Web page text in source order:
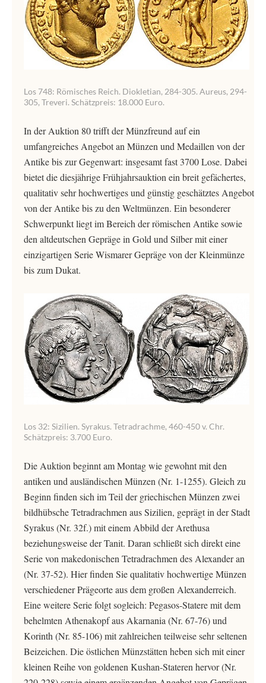
Los 748: Römisches Reich. Diokletian, 284-305. Aureus, 294-
305, Treveri. Schätzpreis: 18.000 Euro.
In der Auktion 80 trifft der Münzfreund auf ein
umfangreiches Angebot an Münzen und Medaillen von der
Antike bis zur Gegenwart: insgesamt fast 3700 Lose. Dabei
bietet die diesjährige Frühjahrsauktion ein breit gefächertes,
qualitativ sehr hochwertiges und günstig geschätztes Angebot
von der Antike bis zu den Weltmünzen. Ein besonderer
Schwerpunkt liegt im Bereich der römischen Antike sowie
den altdeutschen Gepräge in Gold und Silber mit einer
einzigartigen Serie Wismarer Gepräge von der Kleinmünze
bis zum Dukat.
Los 32: Sizilien. Syrakus. Tetradrachme, 460-450 v. Chr.
Schätzpreis: 3.700 Euro.
Die Auktion beginnt am Montag wie gewohnt mit den
antiken und ausländischen Münzen (Nr. 1-1255). Gleich zu
Beginn finden sich im Teil der griechischen Münzen zwei
bildhübsche Tetradrachmen aus Sizilien, geprägt in der Stadt
Syrakus (Nr. 32f.) mit einem Abbild der Arethusa
beziehungsweise der Tanit. Daran schließt sich direkt eine
Serie von makedonischen Tetradrachmen des Alexander an
(Nr. 37-52). Hier finden Sie qualitativ hochwertige Münzen
verschiedener Prägeorte aus dem großen Alexanderreich.
Eine weitere Serie folgt sogleich: Pegasos-Statere mit dem
behelmten Athenakopf aus Akarnania (Nr. 67-76) und
Korinth (Nr. 85-106) mit zahlreichen teilweise sehr seltenen
Beizeichen. Die östlichen Münzstätten heben sich mit einer
kleinen Reihe von goldenen Kushan-Stateren hervor (Nr.